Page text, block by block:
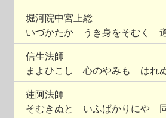
堀河院中宮上総
いづかたか うき身をそむく
信生法師
まよひこし 心のやみも はれ
蓮阿法師
そむきぬと いふばかりにや